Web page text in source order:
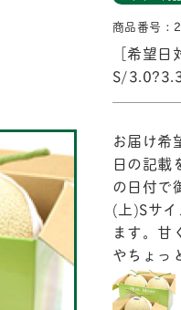
商品番号：
［希望
S/
お届け希
日の記載
の日付で
(上)Sサ
ます。甘
やちょっ